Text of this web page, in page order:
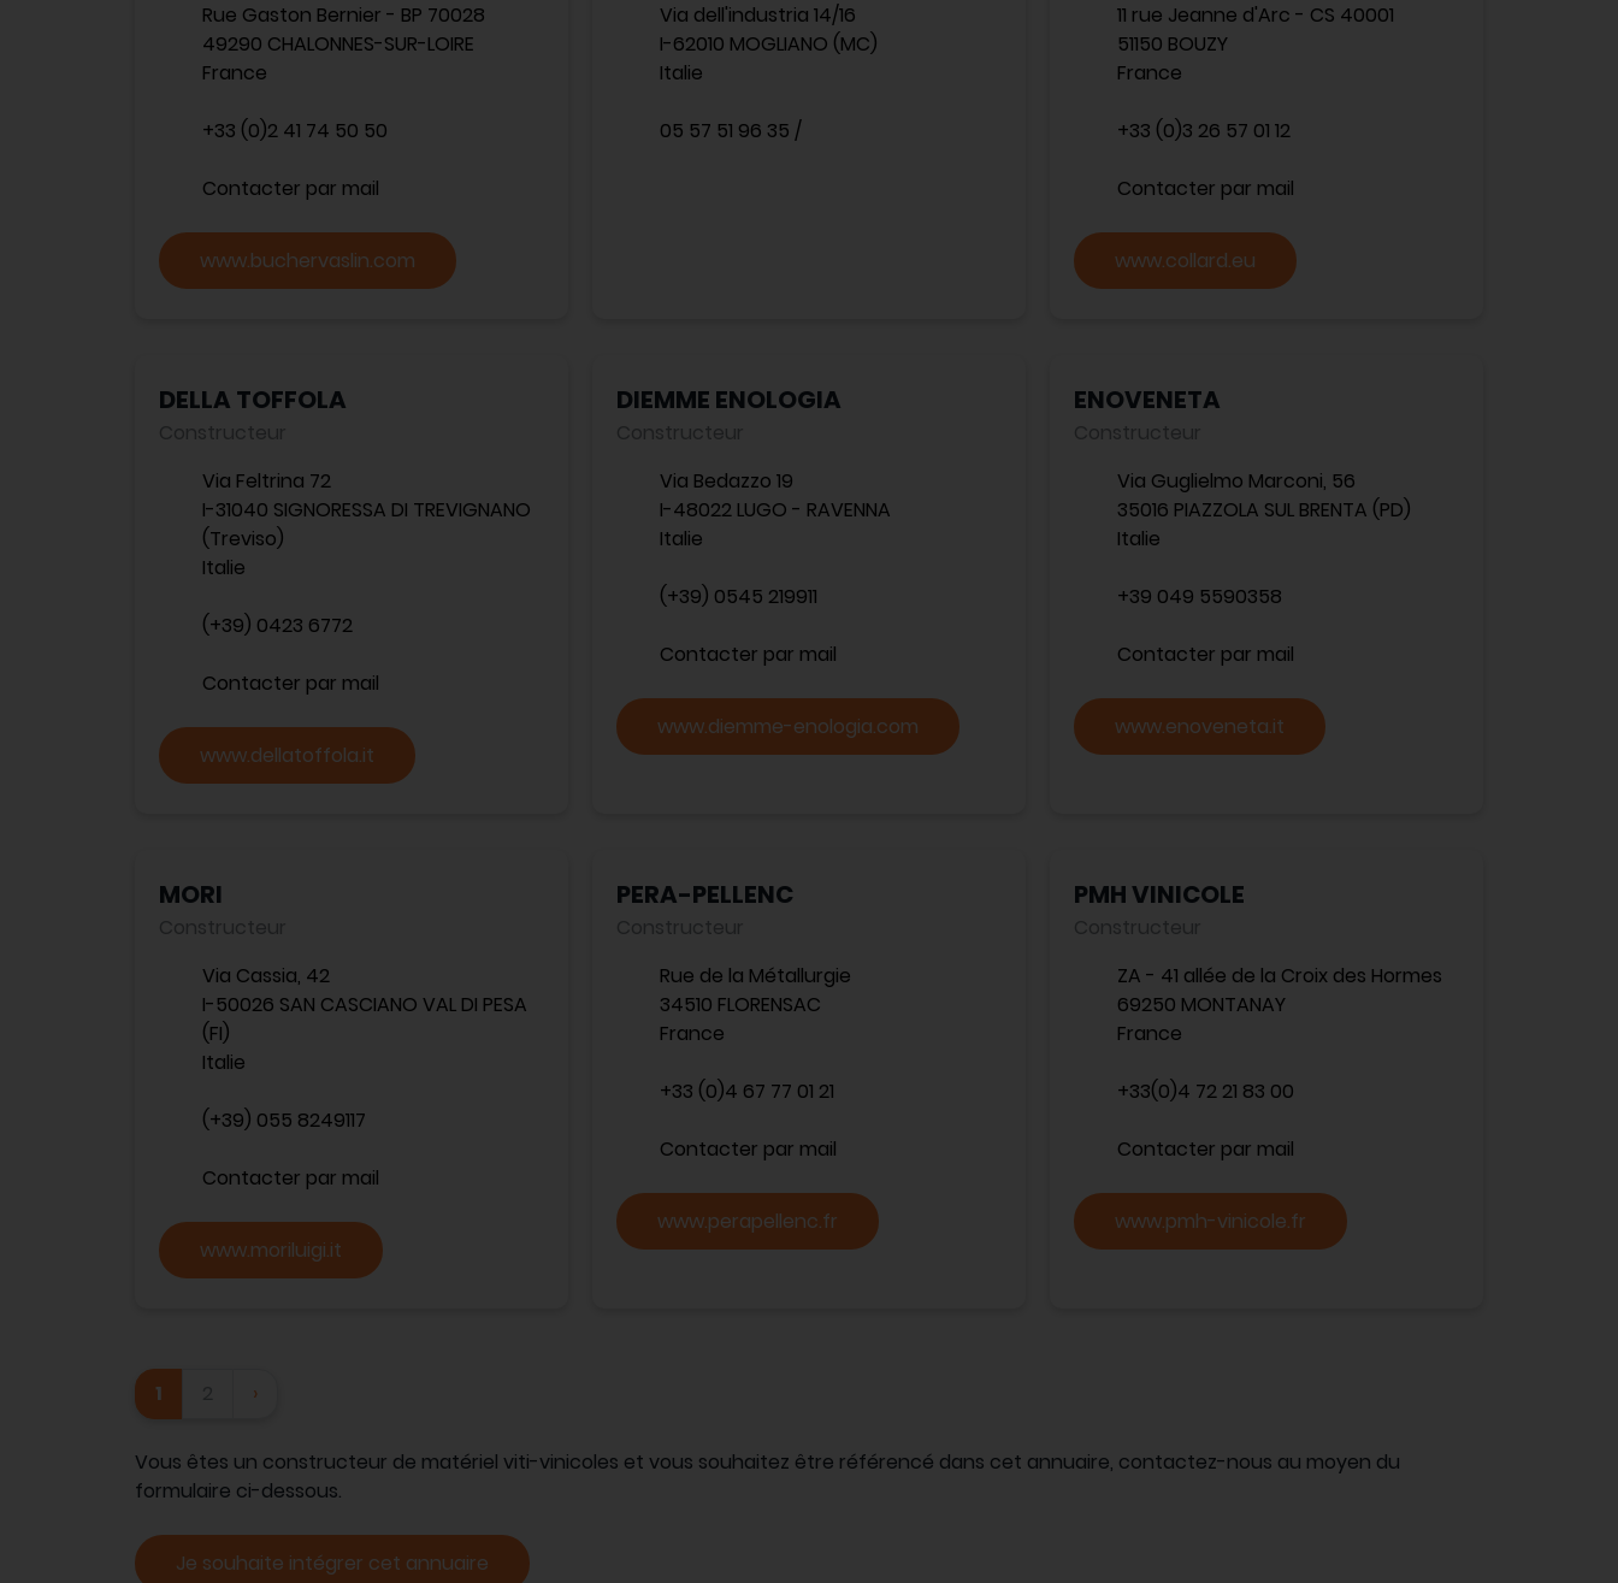
Rue Gaston Bernier - BP 70028
49290 CHALONNES-SUR-LOIRE
France
+33 (0)2 41 74 50 50
Contacter par mail
www.buchervaslin.com
Via dell'industria 14/16
I-62010 MOGLIANO (MC)
Italie
05 57 51 96 35 /
11 rue Jeanne d'Arc - CS 40001
51150 BOUZY
France
+33 (0)3 26 57 01 12
Contacter par mail
www.collard.eu
DELLA TOFFOLA
Constructeur
Via Feltrina 72
I-31040 SIGNORESSA DI TREVIGNANO
(Treviso)
Italie
(+39) 0423 6772
Contacter par mail
www.dellatoffola.it
DIEMME ENOLOGIA
Constructeur
Via Bedazzo 19
I-48022 LUGO - RAVENNA
Italie
(+39) 0545 219911
Contacter par mail
www.diemme-enologia.com
ENOVENETA
Constructeur
Via Guglielmo Marconi, 56
35016 PIAZZOLA SUL BRENTA (PD)
Italie
+39 049 5590358
Contacter par mail
www.enoveneta.it
MORI
Constructeur
Via Cassia, 42
I-50026 SAN CASCIANO VAL DI PESA
(FI)
Italie
(+39) 055 8249117
Contacter par mail
www.moriluigi.it
PERA-PELLENC
Constructeur
Rue de la Métallurgie
34510 FLORENSAC
France
+33 (0)4 67 77 01 21
Contacter par mail
www.perapellenc.fr
PMH VINICOLE
Constructeur
ZA - 41 allée de la Croix des Hormes
69250 MONTANAY
France
+33(0)4 72 21 83 00
Contacter par mail
www.pmh-vinicole.fr
1 ›
Vous êtes un constructeur de matériel viti-vinicoles et vous souhaitez être référencé dans cet annuaire, contactez-nous au moyen du
formulaire ci-dessous.
Je souhaite intégrer cet annuaire